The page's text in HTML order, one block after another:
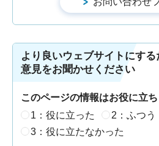
より良いウェブサイトにす
意見をお聞かせください
このページの情報はお役に立
1：役に立った
2：ふつう
3：役に立たなかった